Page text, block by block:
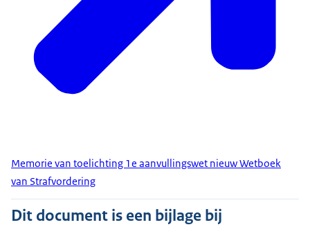
Memorie van toelichting 1e aanvullingswet nieuw Wetboek
van Strafvordering
Dit document is een bijlage bij